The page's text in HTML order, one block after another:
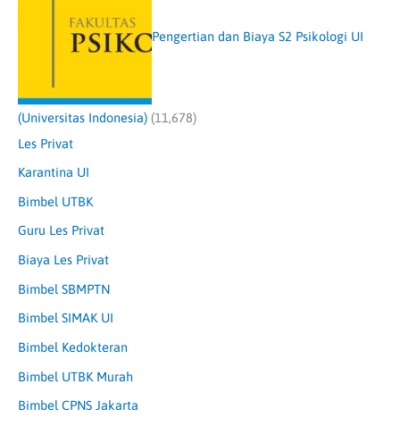
Pengertian dan Biaya S2 Psikologi UI
(Universitas Indonesia) (11,678)
Les Privat
Karantina UI
Bimbel UTBK
Guru Les Privat
Biaya Les Privat
Bimbel SBMPTN
Bimbel SIMAK UI
Bimbel Kedokteran
Bimbel UTBK Murah
Bimbel CPNS Jakarta